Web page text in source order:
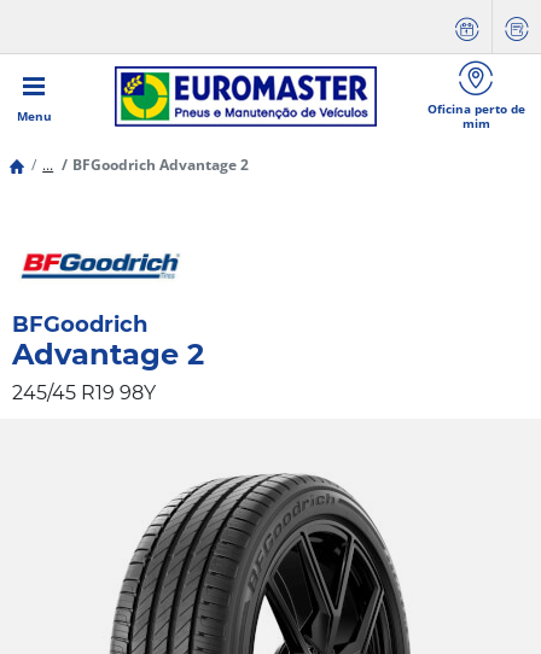
Menu
Oficina perto de
mim
... BFGoodrich Advantage 2
BFGoodrich
Advantage 2
245/45 R19 98Y